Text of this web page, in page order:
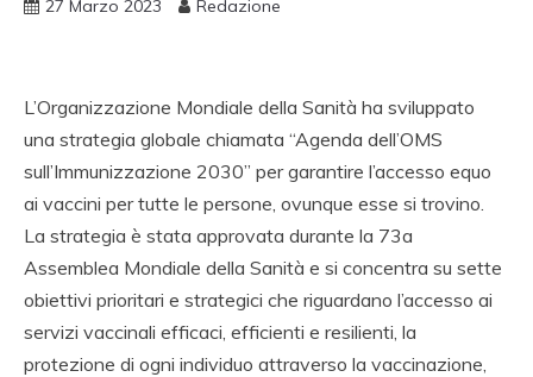
27 Marzo 2023 Redazione
L’Organizzazione Mondiale della Sanità ha sviluppato
una strategia globale chiamata “Agenda dell’OMS
sull’Immunizzazione 2030” per garantire l’accesso equo
ai vaccini per tutte le persone, ovunque esse si trovino.
La strategia è stata approvata durante la 73a
Assemblea Mondiale della Sanità e si concentra su sette
obiettivi prioritari e strategici che riguardano l’accesso ai
servizi vaccinali efficaci, efficienti e resilienti, la
protezione di ogni individuo attraverso la vaccinazione,